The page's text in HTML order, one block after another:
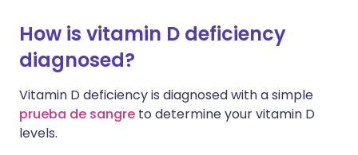
How is vitamin D deficiency
diagnosed?
Vitamin D deficiency is diagnosed with a simple
prueba de sangre to determine your vitamin D
levels.